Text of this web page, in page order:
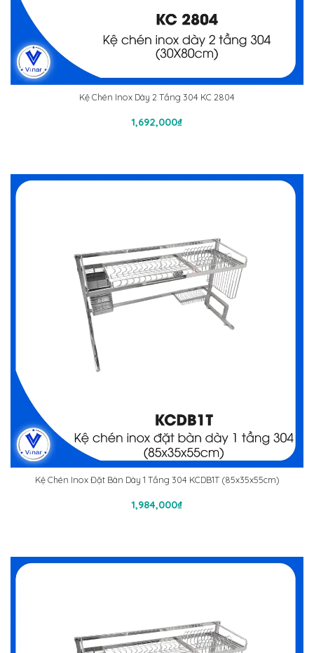
Kệ Chén Inox Dày 2 Tầng 304 KC 2804
1,692,000₫
Thêm Vào Giỏ Hàng
Kệ Chén Inox Đặt Bàn Dày 1 Tầng 304 KCDB1T (85x35x55cm)
1,984,000₫
Thêm Vào Giỏ Hàng